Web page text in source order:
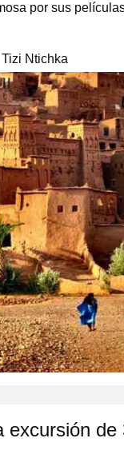
por sus
Ntichka
excursión